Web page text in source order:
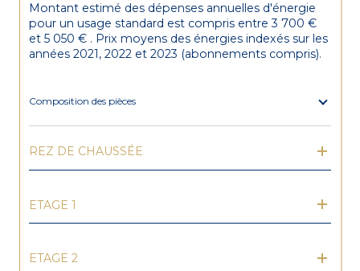
Montant estimé des dépenses annuelles d'énergie
pour un usage standard est compris entre 3 700 €
et 5 050 € . Prix moyens des énergies indexés sur les
années 2021, 2022 et 2023 (abonnements compris).
Composition des pièces
REZ DE CHAUSSÉE
ETAGE 1
ETAGE 2